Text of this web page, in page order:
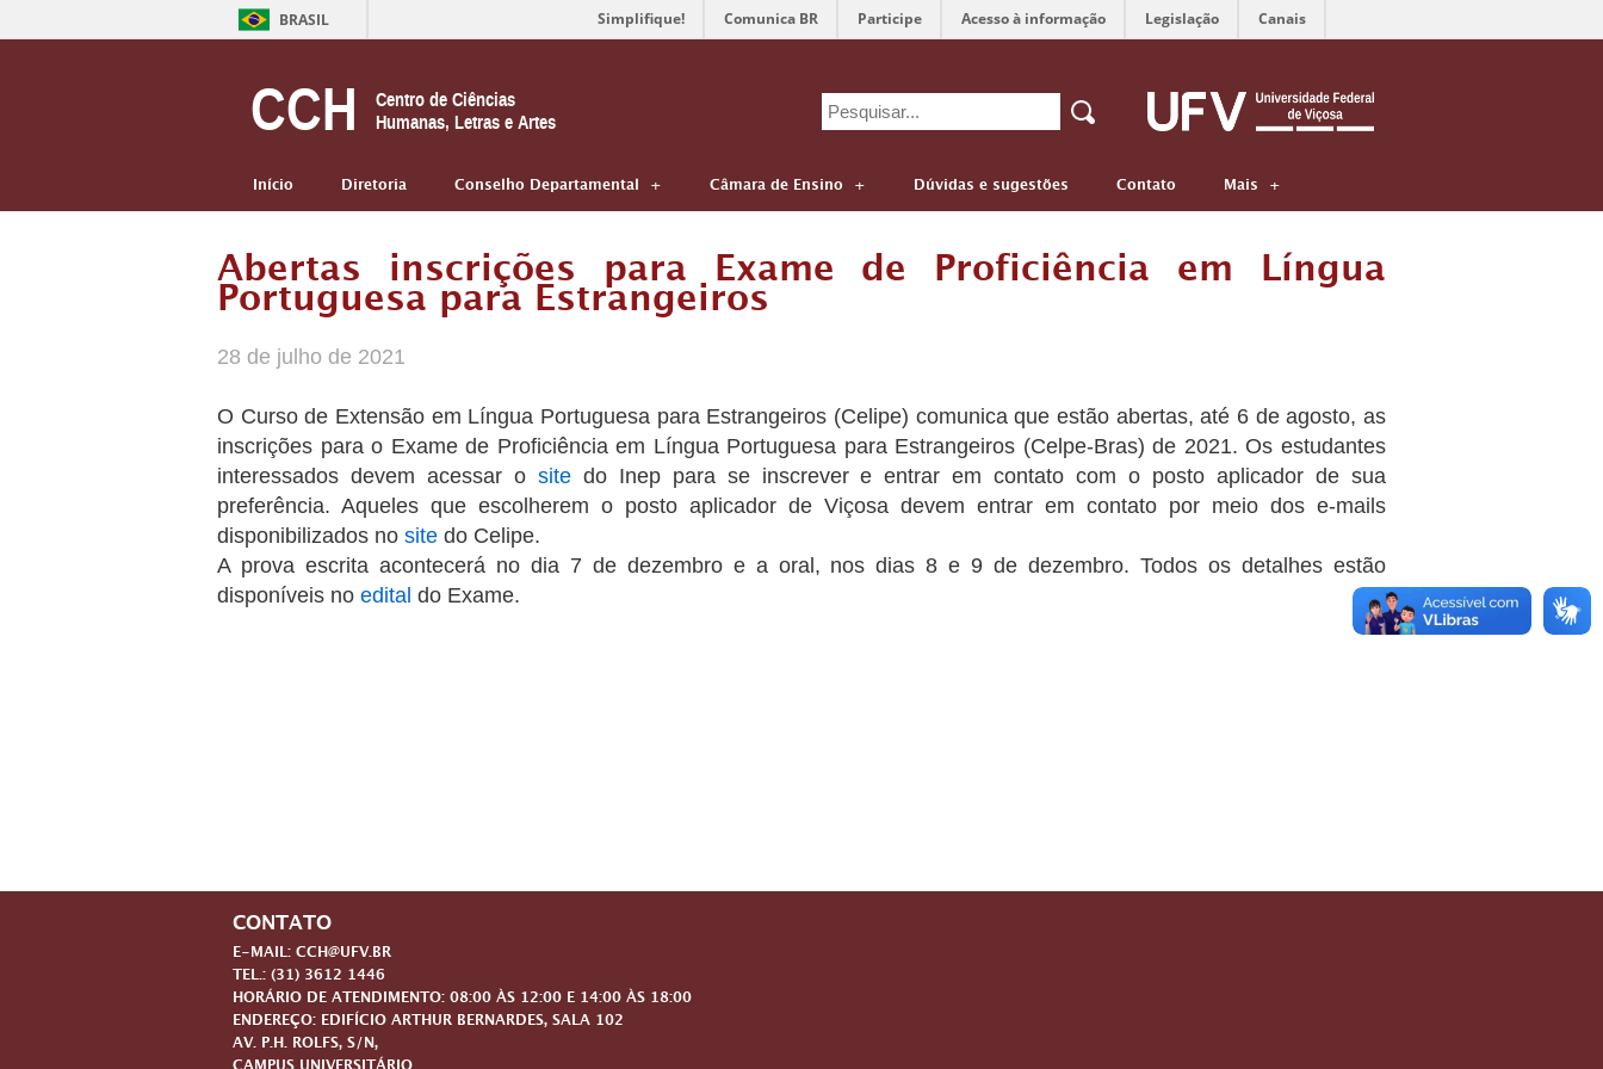
BRASIL Simplifique! Comunica BR Participe Acesso à informação Legislação Canais
CCH
Centro de Ciências
Humanas, Letras e Artes
Search
for:
Início Diretoria Conselho Departamental Câmara de Ensino Dúvidas e sugestões Contato Mais
Abertas inscrições para Exame de Proficiência em Língua
Portuguesa para Estrangeiros
28 de julho de 2021
O Curso de Extensão em Língua Portuguesa para Estrangeiros (Celipe) comunica que estão abertas, até 6 de agosto, as
inscrições para o Exame de Proficiência em Língua Portuguesa para Estrangeiros (Celpe-Bras) de 2021. Os estudantes
interessados devem acessar o sitedo Inep para se inscrever e entrar em contato com o posto aplicador de sua
preferência. Aqueles que escolherem o posto aplicador de Viçosa devem entrar em contato por meio dos e-mails
disponibilizados no site do Celipe.
A prova escrita acontecerá no dia 7 de dezembro e a oral, nos dias 8 e 9 de dezembro. Todos os detalhes estão
disponíveis no edital do Exame.
CONTATO
E-MAIL: CCH@UFV.BR
TEL.: (31) 3612 1446
HORÁRIO DE ATENDIMENTO: 08:00 ÀS 12:00 E 14:00 ÀS 18:00
ENDEREÇO: EDIFÍCIO ARTHUR BERNARDES, SALA 102
AV. P.H. ROLFS, S/N,